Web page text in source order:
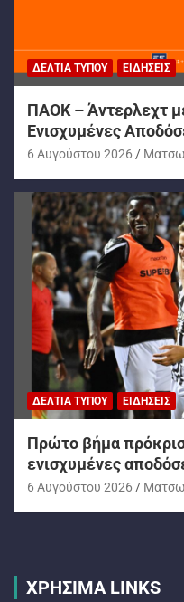
ΔΕΛΤΊΑ ΤΎΠΟΥ ΕΙΔΉΣΕΙΣ
ΠΑΟΚ – Άντερλεχτ
Ενισχυμένες
6 Αυγούστου 2026
ΔΕΛΤΊΑ ΤΎΠΟΥ ΕΙΔΉΣΕΙΣ
Πρώτο βήμα
ενισχυμένες
6 Αυγούστου 2026
ΧΡΗΣΙΜΑ LINKS